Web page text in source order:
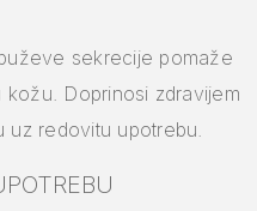
sekrecije pomaže
kožu. Doprinosi zdravijem
uz redovitu upotrebu.